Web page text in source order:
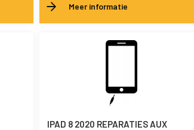
Meer informatie
IPAD 8 2020 REPARATIES AUX